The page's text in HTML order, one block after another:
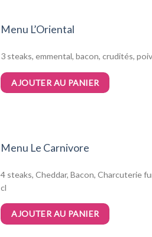
Menu L’Oriental
3 steaks, emmental, bacon, crudités,
AJOUTER AU PANIER
Menu Le Carnivore
4 steaks, Cheddar, Bacon, Charcuterie
cl
AJOUTER AU PANIER